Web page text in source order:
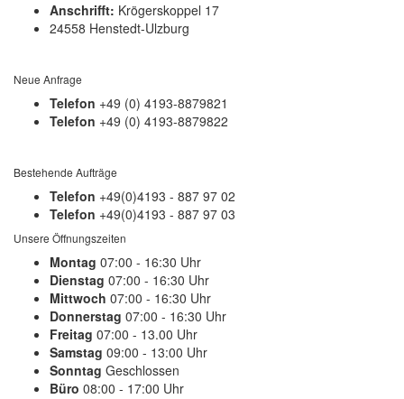
Anschrifft: Krögerskoppel 17
24558 Henstedt-Ulzburg
Neue Anfrage
Telefon +49 (0) 4193-8879821
Telefon +49 (0) 4193-8879822
Bestehende Aufträge
Telefon +49(0)4193 - 887 97 02
Telefon +49(0)4193 - 887 97 03
Unsere Öffnungszeiten
Montag 07:00 - 16:30 Uhr
Dienstag 07:00 - 16:30 Uhr
Mittwoch 07:00 - 16:30 Uhr
Donnerstag 07:00 - 16:30 Uhr
Freitag 07:00 - 13.00 Uhr
Samstag 09:00 - 13:00 Uhr
Sonntag Geschlossen
Büro 08:00 - 17:00 Uhr